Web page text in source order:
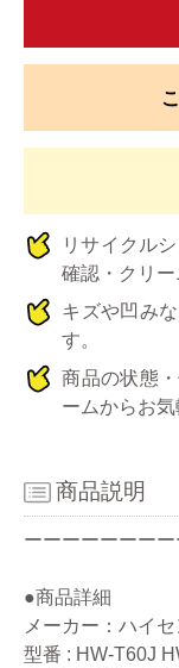
リサイクル
確認・クリー
キズや凹み
す。
商品の状態
ームからお気
商品説明
ーーーーーーー
●商品詳細
メーカー：ハイセ
型番 : HW-T60J